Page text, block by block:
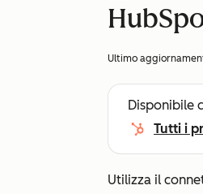
Ultimo
Disponibile
Tutti i
Utilizza il